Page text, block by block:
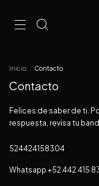
Inicio Contacto
Contacto
Felices de saber de ti.
respuesta, revisa tu
524424158304
Whatsapp +52 442 415